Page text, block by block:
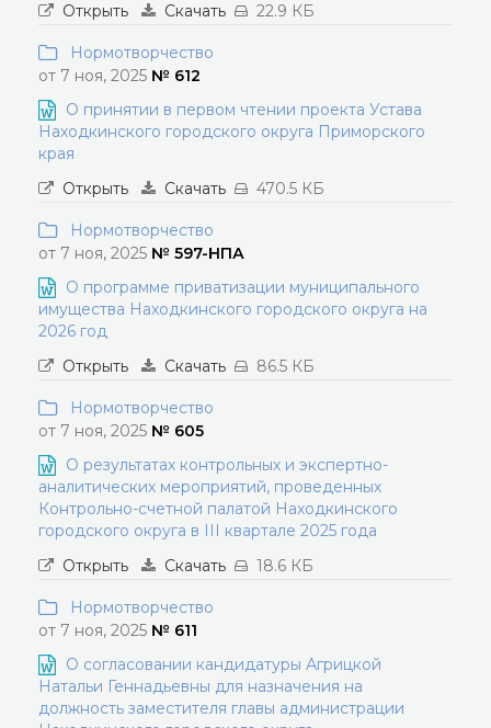
Открыть
Скачать 22.9 КБ
Нормотворчество
от 7 ноя, 2025 № 612
О принятии в первом чтении проекта Устава
Находкинского городского округа Приморского
края
Открыть
Скачать 470.5 КБ
Нормотворчество
от 7 ноя, 2025 № 597-НПА
О программе приватизации муниципального
имущества Находкинского городского округа на
2026 год
Открыть
Скачать 86.5 КБ
Нормотворчество
от 7 ноя, 2025 № 605
О результатах контрольных и экспертно-
аналитических мероприятий, проведенных
Контрольно-счетной палатой Находкинского
городского округа в III квартале 2025 года
Открыть
Скачать 18.6 КБ
Нормотворчество
от 7 ноя, 2025 № 611
О согласовании кандидатуры Агрицкой
Натальи Геннадьевны для назначения на
должность заместителя главы администрации